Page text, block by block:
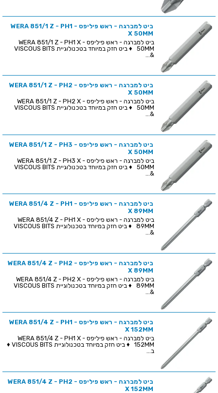
ביט למברגה - ראש פיליפס - WERA 851/1 Z - PH1
X 50MM
ביט למברגה - ראש פיליפס - WERA 851/1 Z - PH1 X
50MM ♦ ביט חזק במיוחד בטכנולוגיית VISCOUS BITS
&...
ביט למברגה - ראש פיליפס - WERA 851/1 Z - PH2
X 50MM
ביט למברגה - ראש פיליפס - WERA 851/1 Z - PH2 X
50MM ♦ ביט חזק במיוחד בטכנולוגיית VISCOUS BITS
&...
ביט למברגה - ראש פיליפס - WERA 851/1 Z - PH3
X 50MM
ביט למברגה - ראש פיליפס - WERA 851/1 Z - PH3 X
50MM ♦ ביט חזק במיוחד בטכנולוגיית VISCOUS BITS
&...
ביט למברגה - ראש פיליפס - WERA 851/4 Z - PH1
X 89MM
ביט למברגה - ראש פיליפס - WERA 851/4 Z - PH1 X
89MM ♦ ביט חזק במיוחד בטכנולוגיית VISCOUS BITS
&...
ביט למברגה - ראש פיליפס - WERA 851/4 Z - PH2
X 89MM
ביט למברגה - ראש פיליפס - WERA 851/4 Z - PH2 X
89MM ♦ ביט חזק במיוחד בטכנולוגיית VISCOUS BITS
&...
ביט למברגה - ראש פיליפס - WERA 851/4 Z - PH1
X 152MM
ביט למברגה - ראש פיליפס - WERA 851/4 Z - PH1 X
152MM ♦ ביט חזק במיוחד בטכנולוגיית VISCOUS BITS ♦
ב...
ביט למברגה - ראש פיליפס - WERA 851/4 Z - PH2
X 152MM